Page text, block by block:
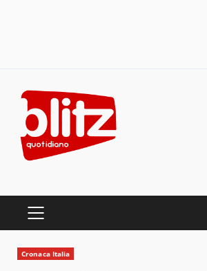
content
PRIMARY
Cronaca Italia